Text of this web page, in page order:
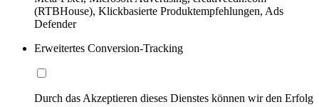
(RTBHouse), Klickbasierte Produktempfehlungen, Ads
Defender
Erweitertes Conversion-Tracking
Durch das Akzeptieren dieses Dienstes können wir den Erfolg